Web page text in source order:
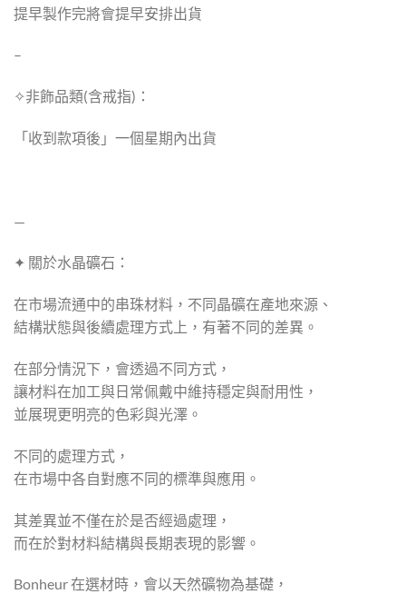
提早製作完將會提早安排出貨
–
✧非飾品類(含戒指)：
「收到款項後」一個星期內出貨
—
✦ 關於水晶礦石：
在市場流通中的串珠材料，不同晶礦在產地來源、
結構狀態與後續處理方式上，有著不同的差異。
在部分情況下，會透過不同方式，
讓材料在加工與日常佩戴中維持穩定與耐用性，
並展現更明亮的色彩與光澤。
不同的處理方式，
在市場中各自對應不同的標準與應用。
其差異並不僅在於是否經過處理，
而在於對材料結構與長期表現的影響。
Bonheur 在選材時，會以天然礦物為基礎，